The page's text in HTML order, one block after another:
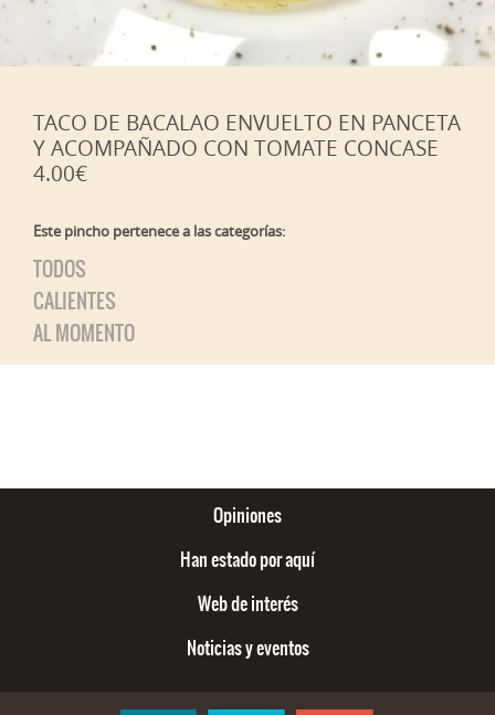
TACO DE BACALAO ENVUELTO EN PANCETA
Y ACOMPAÑADO CON TOMATE CONCASE
4.00€
Este pincho pertenece a las categorías:
TODOS
CALIENTES
AL MOMENTO
Opiniones
Han estado por aquí
Web de interés
Noticias y eventos